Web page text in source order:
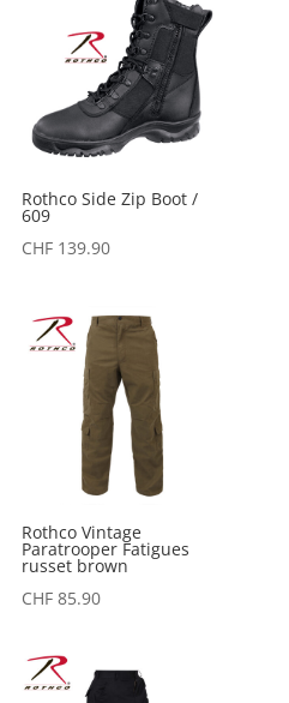
Rothco Side Zip Boot /
609
CHF139.90
Rothco Vintage
Paratrooper Fatigues
russet brown
CHF85.90